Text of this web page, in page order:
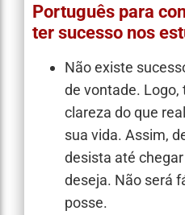
Português para
ter sucesso nos
Não existe
de vontade. Logo,
clareza do que
sua vida. Assim,
desista até
deseja. Não será
posse.